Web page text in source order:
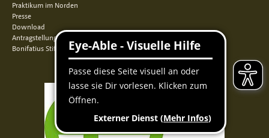
Praktikum im Norden
Presse
Download
Antragstellung
Bonifatius Stiftungszentrum